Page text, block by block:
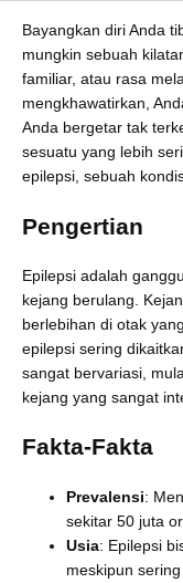
Bayangkan diri Anda
mungkin sebuah
familiar, atau rasa
mengkhawatirkan,
Anda bergetar tak
sesuatu yang lebih
epilepsi, sebuah
Pengertian
Epilepsi adalah
kejang berulang.
berlebihan di otak
epilepsi sering
sangat bervariasi,
kejang yang sangat
Fakta-Fakta
Prevalensi:
sekitar 50 juta
Usia: Epilepsi
meskipun